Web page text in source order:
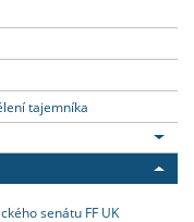
tajemníka
senátu FF UK